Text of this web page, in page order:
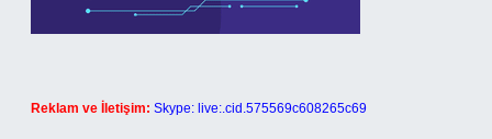
Reklam ve İletişim: Skype: live:.cid.575569c608265c69